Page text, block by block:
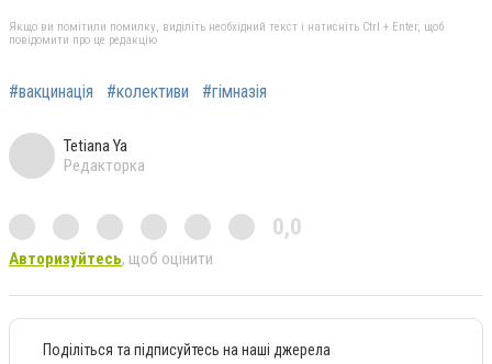
Якщо ви помітили помилку, виділіть необхідний текст і натисніть Ctrl + Enter, щоб
повідомити про це редакцію
#вакцинація #колективи #гімназія
Tetiana Ya
Редакторка
0,0
Авторизуйтесь, щоб оцінити
Поділіться та підписуйтесь на наші джерела